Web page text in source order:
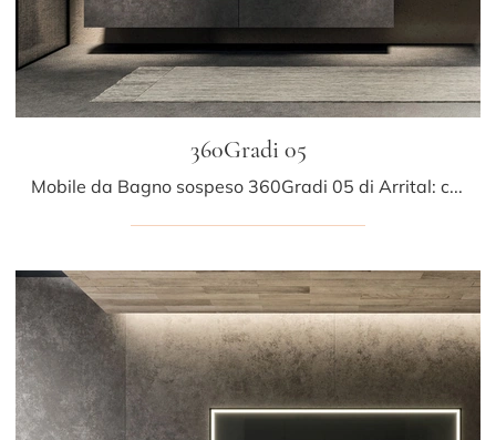
360Gradi 05
Mobile da Bagno sospeso 360Gradi 05 di Arrital: clicca e scopri di più su mobili bagno sospesi in gres e elementi accessori della marca.